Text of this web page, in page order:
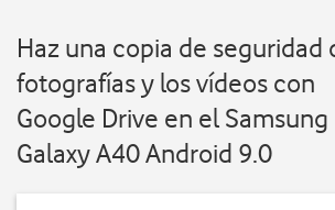
Haz una copia de seguridad
fotografías y los vídeos con
Google Drive en el Samsung
Galaxy A40 Android 9.0